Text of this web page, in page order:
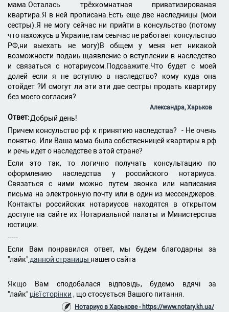
мама.Осталась трёхкомнатная приватизированая
квартира.Я в ней прописана.Есть еще две наследницы (мои
сестры).Я не могу сейчас ни прийти в консульство (потому
что нахожусь в Украине,там сеычас не работает консульство
РФ,ни выехать не могу)В общем у меня нет никакой
возможности подаиь щаявление о вступлении в наследство
и связаться с нотариусом.Подсаажите.Что будет с моей
долей если я не вступлю в наследство? кому куда она
отойдет ?И смогут ли эти эти две сестры продать квартиру
без моего согласия?
Александра, Харьков
Ответ:Добрый день!
Причем консульство рф к принятию наследства? - Не очень
понятно. Или Ваша мама была собственницей квартиры в рф
и речь идет о наследстве в этой стране?
Если это так, то логично получать консультацию по
оформлению наследства у российского нотариуса.
Связаться с ними можно путем звонка или написания
письма на электронную почту или в один из мессенджеров.
Контакты российских нотариусов находятся в открытом
доступе на сайте их Нотариальной палаты и Министерства
юстиции.
-----
Если Вам понравился ответ, мы будем благодарны за
"лайк" данной страницы нашего сайта
Якщо Вам сподобалася відповідь, будемо вдячі за
"лайк" цієї сторінки , що стосується Вашого питання.
Нотариус в Харькове - https://www.notary.kh.ua/